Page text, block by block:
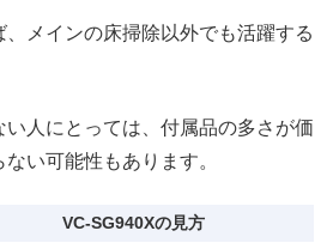
メインの床掃除以外でも活躍する
人にとっては、付属品の多さが価
い可能性もあります。
VC-SG940Xの見方